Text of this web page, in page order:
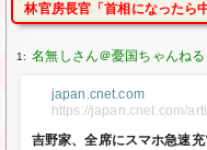
林官房長官「首相になったら
1:
japan.cnet.com
https://japan.cnet.com/
吉野家、全席にスマホ急